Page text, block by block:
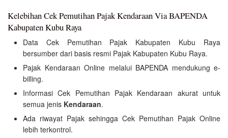
Kelebihan Cek Pemutihan Pajak Kendaraan Via BAPENDA
Kabupaten Kubu Raya
Data Cek Pemutihan Pajak Kabupaten Kubu Raya
bersumber dari basis resmi Pajak Kabupaten Kubu Raya.
Pajak Kendaraan Online melalui BAPENDA mendukung e-
billing.
Informasi Cek Pemutihan Pajak Kendaraan akurat untuk
semua jenis Kendaraan.
Ada riwayat Pajak sehingga Cek Pemutihan Pajak Online
lebih terkontrol.